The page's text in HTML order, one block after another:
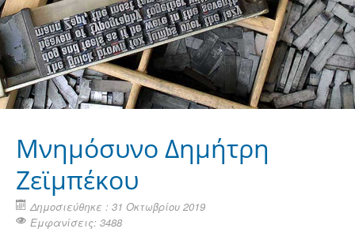
Μνημόσυνο Δημήτρη
Ζεϊμπέκου
Δημοσιεύθηκε : 31 Οκτωβρίου 2019
Εμφανίσεις: 3488